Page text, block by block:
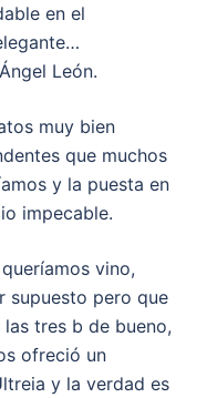
en el
León.
muy bien
que muchos
y la puesta en
impecable.
vino,
supuesto pero que
tres b de bueno,
ofreció un
y la verdad es